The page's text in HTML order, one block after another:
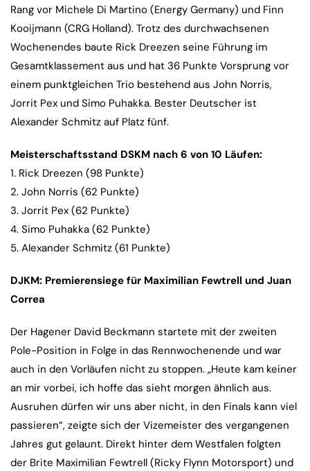
Rang vor Michele Di Martino (Energy Germany) und Finn
Kooijmann (CRG Holland). Trotz des durchwachsenen
Wochenendes baute Rick Dreezen seine Führung im
Gesamtklassement aus und hat 36 Punkte Vorsprung vor
einem punktgleichen Trio bestehend aus John Norris,
Jorrit Pex und Simo Puhakka. Bester Deutscher ist
Alexander Schmitz auf Platz fünf.
Meisterschaftsstand DSKM nach 6 von 10 Läufen:
1. Rick Dreezen (98 Punkte)
2. John Norris (62 Punkte)
3. Jorrit Pex (62 Punkte)
4. Simo Puhakka (62 Punkte)
5. Alexander Schmitz (61 Punkte)
DJKM: Premierensiege für Maximilian Fewtrell und Juan
Correa
Der Hagener David Beckmann startete mit der zweiten
Pole-Position in Folge in das Rennwochenende und war
auch in den Vorläufen nicht zu stoppen. „Heute kam keiner
an mir vorbei, ich hoffe das sieht morgen ähnlich aus.
Ausruhen dürfen wir uns aber nicht, in den Finals kann viel
passieren“, zeigte sich der Vizemeister des vergangenen
Jahres gut gelaunt. Direkt hinter dem Westfalen folgten
der Brite Maximilian Fewtrell (Ricky Flynn Motorsport) und